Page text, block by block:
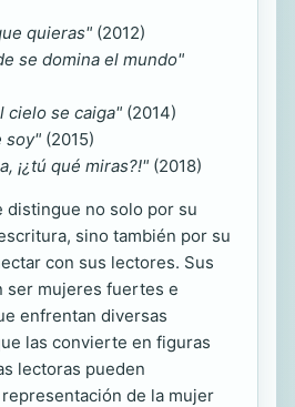
quieras" (2012)
se domina el mundo"
cielo se caiga" (2014)
soy" (2015)
¡¿tú qué miras?!" (2018)
distingue no solo por su
sino también por su
con sus lectores. Sus
ser mujeres fuertes e
enfrentan diversas
las convierte en figuras
lectoras pueden
de la mujer